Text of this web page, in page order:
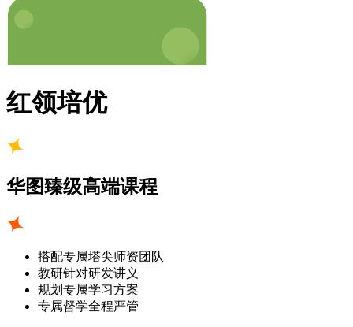
红领培优
华图臻级高端课程
搭配专属塔尖师资团队
教研针对研发讲义
规划专属学习方案
专属督学全程严管